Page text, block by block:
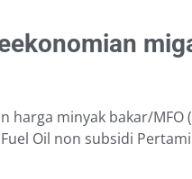
harga minyak bakar/MFO
Oil non subsidi